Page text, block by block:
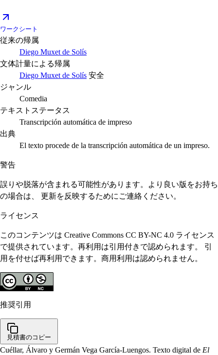
ワークシート
従来の帰属
Diego Muxet de Solís
文体計量による帰属
Diego Muxet de Solís 安全
ジャンル
Comedia
テキストステータス
Transcripción automática de impreso
出典
El texto procede de la transcripción automática de un impreso.
警告
誤りや脱落が含まれる可能性があります。より良い版をお持ち
の場合は、 更新を反映するためにご連絡ください。
ライセンス
このコンテンツは Creative Commons CC BY-NC 4.0 ライセンス
で提供されています。再利用は引用付きで認められます。 引
用を付せば再利用できます。商用利用は認められません。
推奨引用
見積書のコピー
Cuéllar, Álvaro y Germán Vega García-Luengos. Texto digital de El